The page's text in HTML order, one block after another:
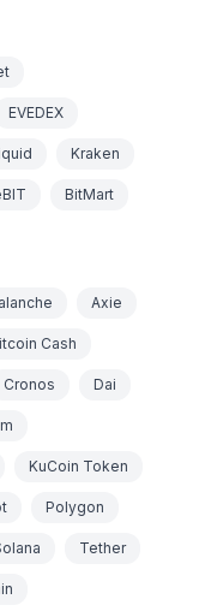
EVEDEX
Kraken
BitMart
Axie
Cash
Cronos Dai
KuCoin Token
Polygon
Tether